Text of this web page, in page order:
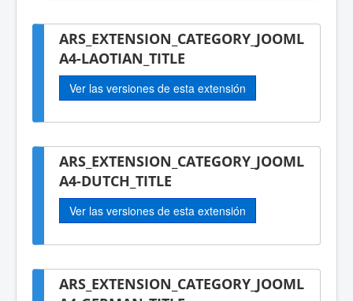
ARS_EXTENSION_CATEGORY_JOOML
A4-LAOTIAN_TITLE
Ver las versiones de esta extensión
ARS_EXTENSION_CATEGORY_JOOML
A4-DUTCH_TITLE
Ver las versiones de esta extensión
ARS_EXTENSION_CATEGORY_JOOML